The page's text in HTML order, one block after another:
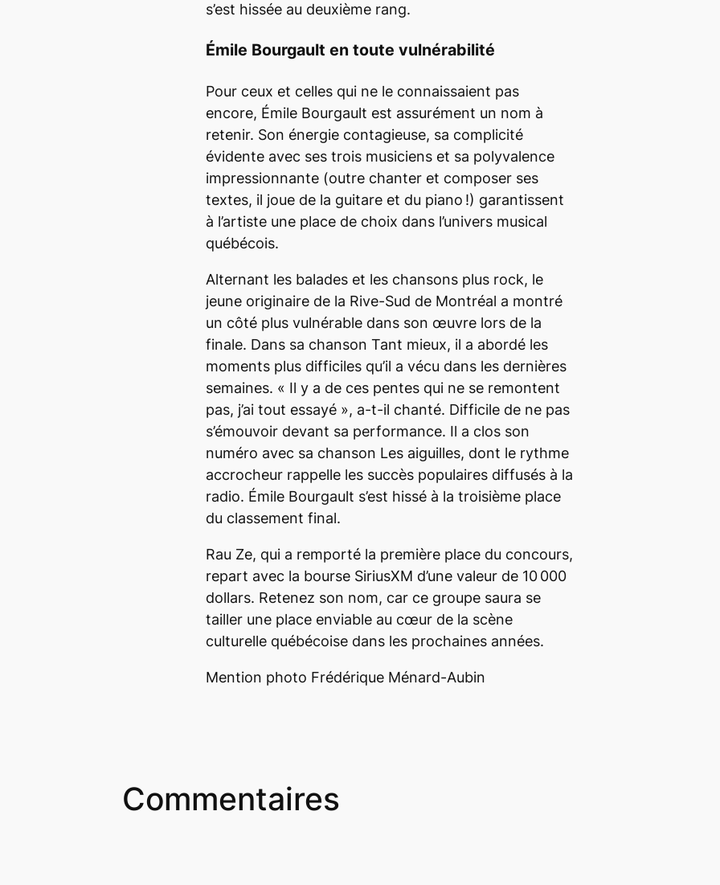
s’est hissée au deuxième rang.
Émile Bourgault en toute vulnérabilité
Pour ceux et celles qui ne le connaissaient pas
encore, Émile Bourgault est assurément un nom à
retenir. Son énergie contagieuse, sa complicité
évidente avec ses trois musiciens et sa polyvalence
impressionnante (outre chanter et composer ses
textes, il joue de la guitare et du piano !) garantissent
à l’artiste une place de choix dans l’univers musical
québécois.
Alternant les balades et les chansons plus rock, le
jeune originaire de la Rive-Sud de Montréal a montré
un côté plus vulnérable dans son œuvre lors de la
finale. Dans sa chanson Tant mieux, il a abordé les
moments plus difficiles qu’il a vécu dans les dernières
semaines. « Il y a de ces pentes qui ne se remontent
pas, j’ai tout essayé », a-t-il chanté. Difficile de ne pas
s’émouvoir devant sa performance. Il a clos son
numéro avec sa chanson Les aiguilles, dont le rythme
accrocheur rappelle les succès populaires diffusés à la
radio. Émile Bourgault s’est hissé à la troisième place
du classement final.
Rau Ze, qui a remporté la première place du concours,
repart avec la bourse SiriusXM d’une valeur de 10 000
dollars. Retenez son nom, car ce groupe saura se
tailler une place enviable au cœur de la scène
culturelle québécoise dans les prochaines années.
Mention photo Frédérique Ménard-Aubin
Commentaires